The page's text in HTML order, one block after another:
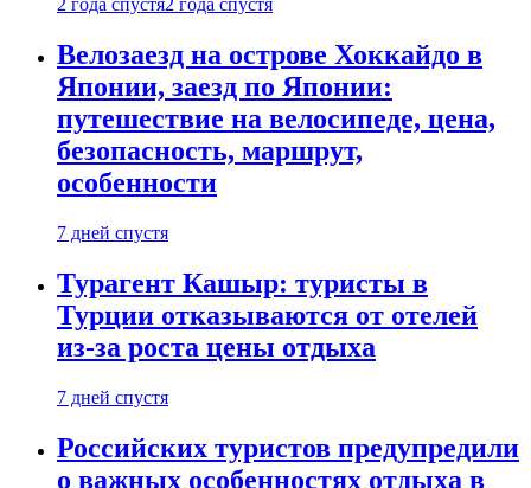
2 года спустя2 года спустя
Велозаезд на острове Хоккайдо в
Японии, заезд по Японии:
путешествие на велосипеде, цена,
безопасность, маршрут,
особенности
7 дней спустя
Турагент Кашыр: туристы в
Турции отказываются от отелей
из-за роста цены отдыха
7 дней спустя
Российских туристов предупредили
о важных особенностях отдыха в